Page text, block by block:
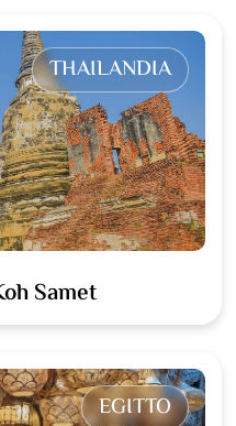
THAILANDIA
Samet
EGITTO